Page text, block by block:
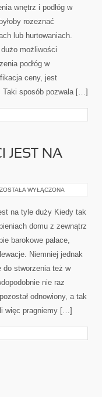
BĄDŹ
wnętrz i podłóg w
rozeznać
lub hurtowaniach.
możliwości
podłóg w
ceny, jest
Taki sposób pozwala […]
JEST NA
DLA
KŁOPOT
KOLOSALNY
ZOSTAŁA WYŁĄCZONA
na tyle duży Kiedy tak
domu z zewnątrz
barokowe pałace,
Niemniej jednak
stworzenia też w
nie raz
odnowiony, a tak
więc pragniemy […]